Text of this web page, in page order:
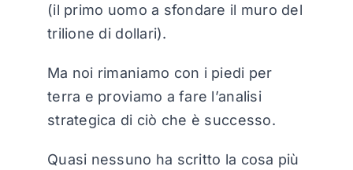
(il primo uomo a sfondare il muro del
trilione di dollari).
Ma noi rimaniamo con i piedi per
terra e proviamo a fare l’analisi
strategica di ciò che è successo.
Quasi nessuno ha scritto la cosa più